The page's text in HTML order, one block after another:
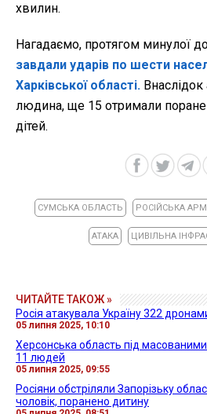
хвилин.
Нагадаємо, протягом минулої
завдали ударів по шести
Харківської області. Внаслідок
людина, ще 15 отримали
дітей.
СУМСЬКА ОБЛАСТЬ РОСІЙСЬКА
АТАКА ЦИВІЛЬНА
ЧИТАЙТЕ ТАКОЖ »
Росія атакувала Україну 322
05 липня 2025, 10:10
Херсонська область під
11 людей
05 липня 2025, 09:55
Росіяни обстріляли Запорізьку
чоловік, поранено дитину